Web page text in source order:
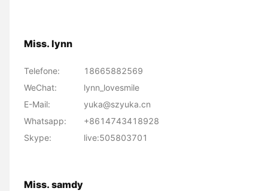
Miss. lynn
Telefone:
18665882569
WeChat:
lynn_lovesmile
E-Mail:
yuka@szyuka.cn
Whatsapp:
+8614743418928
Skype:
live:505803701
Miss. samdy